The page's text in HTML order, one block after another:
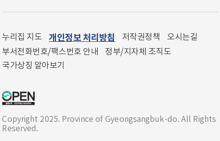
누리집 지도 개인정보 처리방침 저작권정책
오시는길
부서전화번호/팩스번호 안내
정부/지자체 조직도
국가상징 알아보기
Copyright 2025. Province of Gyeongsangbuk-do. All Rights
Reserved.